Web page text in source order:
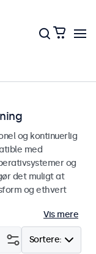
og kontinuerlig
med
og
det muligt at
og ethvert
Vis mere
Sortere: